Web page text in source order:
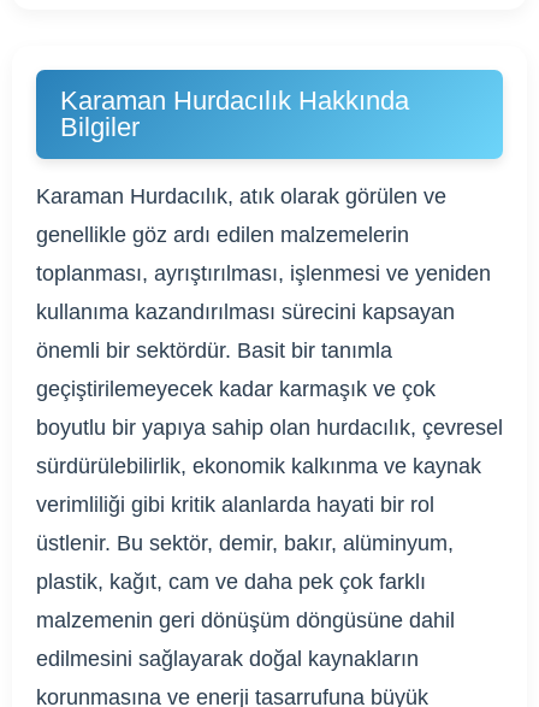
Karaman Hurdacılık Hakkında
Bilgiler
Karaman Hurdacılık, atık olarak görülen ve
genellikle göz ardı edilen malzemelerin
toplanması, ayrıştırılması, işlenmesi ve yeniden
kullanıma kazandırılması sürecini kapsayan
önemli bir sektördür. Basit bir tanımla
geçiştirilemeyecek kadar karmaşık ve çok
boyutlu bir yapıya sahip olan hurdacılık, çevresel
sürdürülebilirlik, ekonomik kalkınma ve kaynak
verimliliği gibi kritik alanlarda hayati bir rol
üstlenir. Bu sektör, demir, bakır, alüminyum,
plastik, kağıt, cam ve daha pek çok farklı
malzemenin geri dönüşüm döngüsüne dahil
edilmesini sağlayarak doğal kaynakların
korunmasına ve enerji tasarrufuna büyük